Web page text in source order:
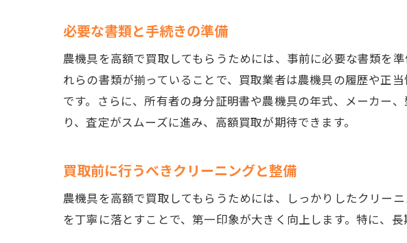
契約書の内
農機具を高額買
動作確認の
付属品やオプ
査定時に質
査定後の価
必要な書類と手続きの準備
農機具を高額で買取してもらうためには、事前に必要な書類を
れらの書類が揃っていることで、買取業者は農機具の履歴や正
です。さらに、所有者の身分証明書や農機具の年式、メーカー
り、査定がスムーズに進み、高額買取が期待できます。
買取前に行うべきクリーニングと整備
農機具を高額で買取してもらうためには、しっかりしたクリー
を丁寧に落とすことで、第一印象が大きく向上します。特に、